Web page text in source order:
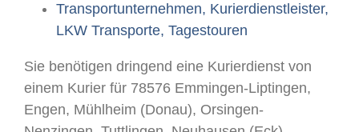
Transportunternehmen, Kurierdienstleister,
LKW Transporte, Tagestouren
Sie benötigen dringend eine Kurierdienst von
einem Kurier für 78576 Emmingen-Liptingen,
Engen, Mühlheim (Donau), Orsingen-